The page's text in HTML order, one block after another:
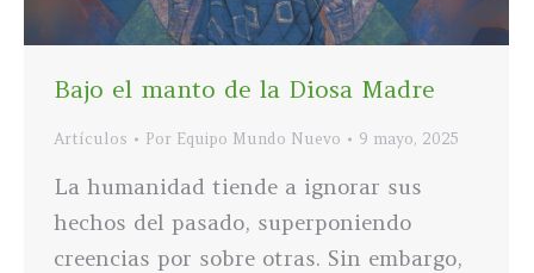
Bajo el manto de la Diosa Madre
Artículos Por Equipo Mundo Nuevo 9 mayo, 2025
La humanidad tiende a ignorar sus
hechos del pasado, superponiendo
creencias por sobre otras. Sin embargo,